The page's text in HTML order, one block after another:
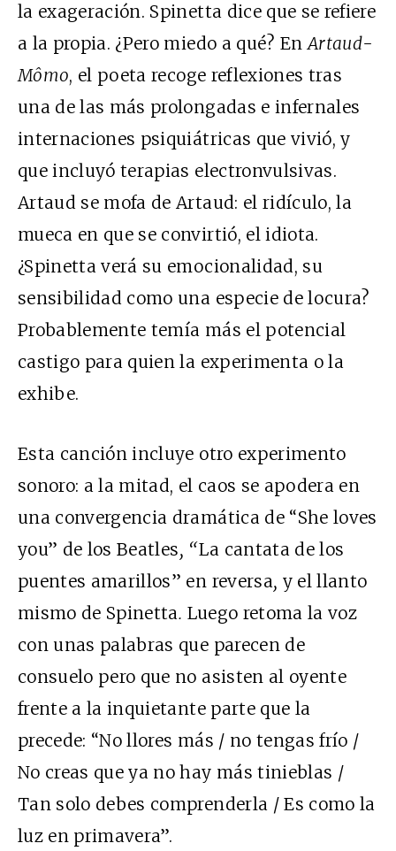
la exageración. Spinetta dice que se refiere
a la propia. ¿Pero miedo a qué? EnArtaud-
Mômo, el poeta recoge reflexiones tras
una de las más prolongadas e infernales
internaciones psiquiátricas que vivió, y
que incluyó terapias electronvulsivas.
Artaud se mofa de Artaud: el ridículo, la
mueca en que se convirtió, el idiota.
¿Spinetta verá su emocionalidad, su
sensibilidad como una especie de locura?
Probablemente temía más el potencial
castigo para quien la experimenta o la
exhibe.
Esta canción incluye otro experimento
sonoro: a la mitad, el caos se apodera en
una convergencia dramática de “She loves
you” de los Beatles, “La cantata de los
puentes amarillos” en reversa, y el llanto
mismo de Spinetta. Luego retoma la voz
con unas palabras que parecen de
consuelo pero que no asisten al oyente
frente a la inquietante parte que la
precede: “No llores más / no tengas frío /
No creas que ya no hay más tinieblas /
Tan solo debes comprenderla / Es como la
luz en primavera”.